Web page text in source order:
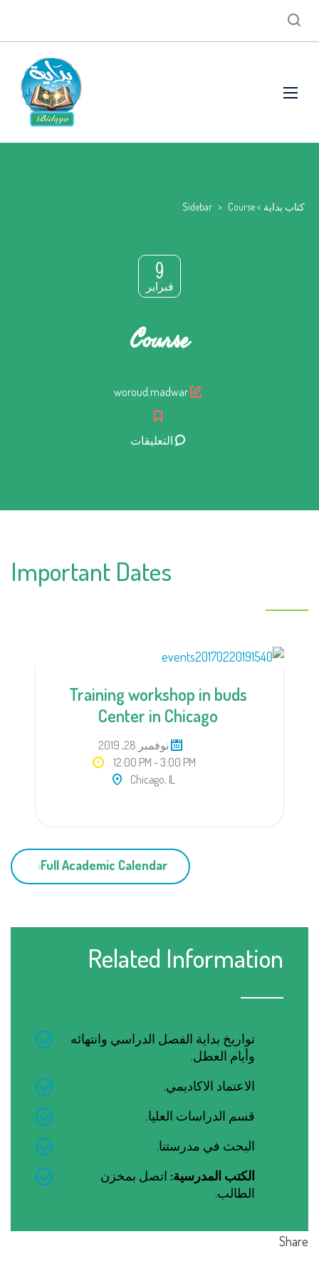
كتاب بداية >
Sidebar > Course
9
فبراير
Course
Author
woroud.madwar
التعليقات
Important Dates
Training workshop in buds
Center in Chicago
نوفمبر 28, 2019
12:00 PM - 3:00 PM
Chicago, IL
Full Academic Calendar
Related Information
تواريخ بداية الفصل الدراسي وانتهائه
وأيام العطل.
الاعتماد الاكاديمي.
قسم الدراسات العليا.
البحث في مدرستنا.
الكتب المدرسية: اتصل بمخزن
الطالب.
Share